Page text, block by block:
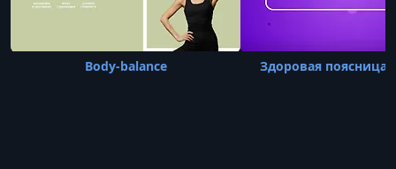
Body-balance Здоровая поясница